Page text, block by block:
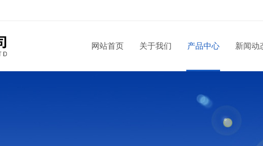
网站首页 关于我们 产品中心 新闻动